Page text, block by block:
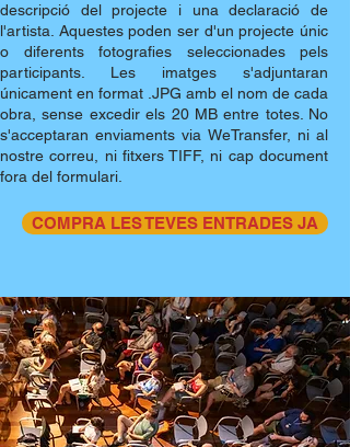
descripció del projecte i una declaració de
l'artista. Aquestes poden ser d'un projecte únic
o diferents fotografies seleccionades pels
participants. Les imatges s'adjuntaran
únicament en format .JPG amb el nom de cada
obra, sense excedir els 20 MB entre totes. No
s'acceptaran enviaments via WeTransfer, ni al
nostre correu, ni fitxers TIFF, ni cap document
fora del formulari.​
COMPRA LES TEVES ENTRADES JA